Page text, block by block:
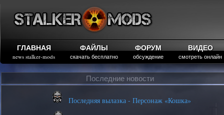
ГЛАВНАЯ
news stalker-mods
ФАЙЛЫ
скачать бесплатно
ФОРУМ
обсуждение
ВИДЕО
смотреть онлайн
Последние новости
Последняя вылазка - Персонаж «Кошка»